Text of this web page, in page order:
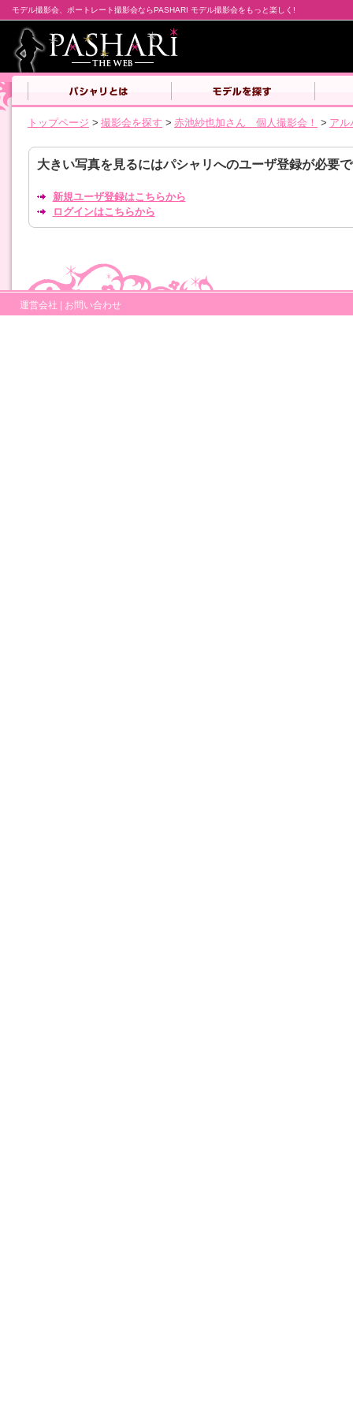
モデル撮影会、ポートレート撮影会ならPASHARI モデル撮影会をもっと楽しく!
トップページ > 撮影会を探す > 赤池紗也加さん 個人撮影会！ > アル
大きい写真を見るにはパシャリへのユーザ登録が必要
新規ユーザ登録はこちらから
ログインはこちらから
運営会社 | お問い合わせ